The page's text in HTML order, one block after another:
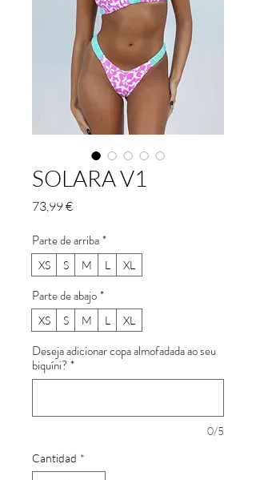
SOLARA V1
73,99 €Precio
Parte de arriba*
XS S M L XL
Parte de abajo*
XS S M L XL
Deseja adicionar copa almofadada ao seu
biquíni? *
0/5
Cantidad *